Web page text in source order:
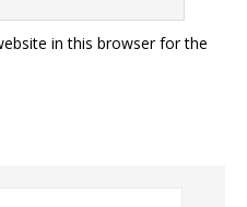
in this browser for the